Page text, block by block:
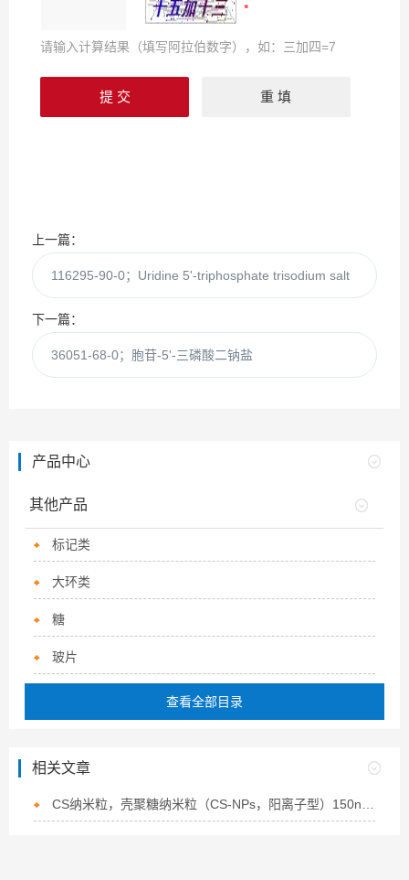
请输入计算结果（填写阿拉伯数字），如：三加四=7
上一篇：
116295-90-0；Uridine 5'-triphosphate trisodium salt
下一篇：
36051-68-0；胞苷-5'-三磷酸二钠盐
产品中心
其他产品
标记类
大环类
糖
玻片
查看全部目录
相关文章